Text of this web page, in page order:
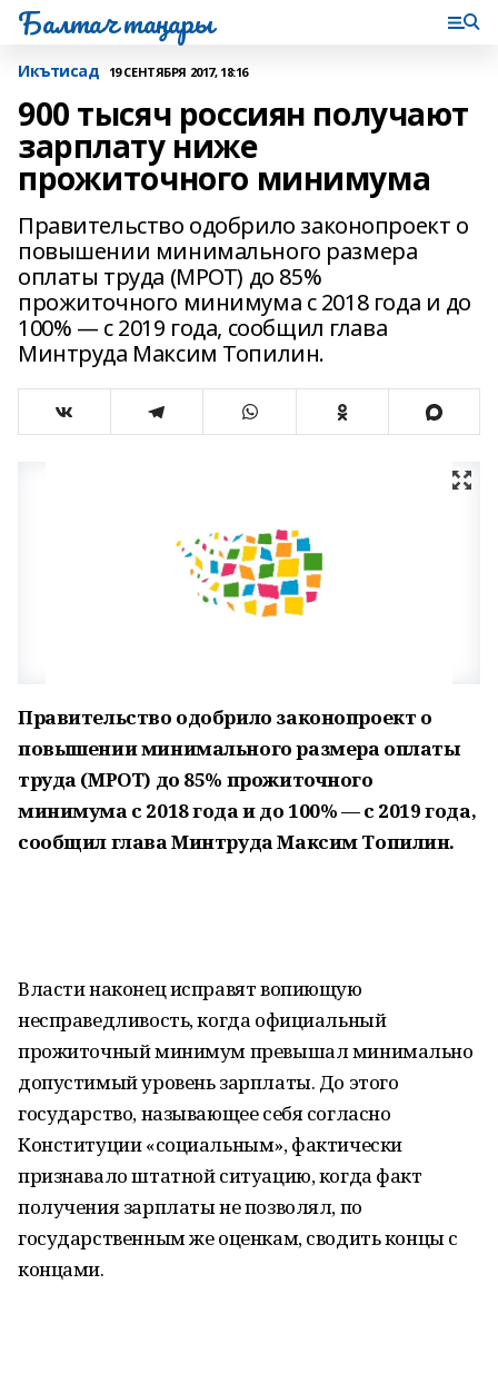
Балтач таңнары
Икътисад 19 СЕНТЯБРЯ 2017, 18:16
900 тысяч россиян получают
зарплату ниже
прожиточного минимума
Правительство одобрило законопроект о
повышении минимального размера
оплаты труда (МРОТ) до 85%
прожиточного минимума с 2018 года и до
100% — с 2019 года, сообщил глава
Минтруда Максим Топилин.
Правительство одобрило законопроект о
повышении минимального размера оплаты
труда (МРОТ) до 85% прожиточного
минимума с 2018 года и до 100% — с 2019 года,
сообщил глава Минтруда Максим Топилин.
Власти наконец исправят вопиющую
несправедливость, когда официальный
прожиточный минимум превышал минимально
допустимый уровень зарплаты. До этого
государство, называющее себя согласно
Конституции «социальным», фактически
признавало штатной ситуацию, когда факт
получения зарплаты не позволял, по
государственным же оценкам, сводить концы с
концами.